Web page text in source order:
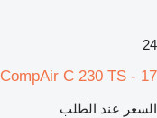
24
CompAir C 230 TS - 17
السعر عند الطلب